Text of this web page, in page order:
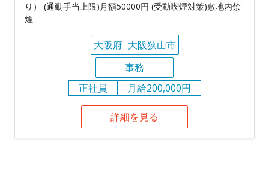
り） (通勤手当上限)月額50000円 (受動喫煙対策)敷地内禁
煙
大阪府 大阪狭山市
事務
正社員
月給200,000円
詳細を見る